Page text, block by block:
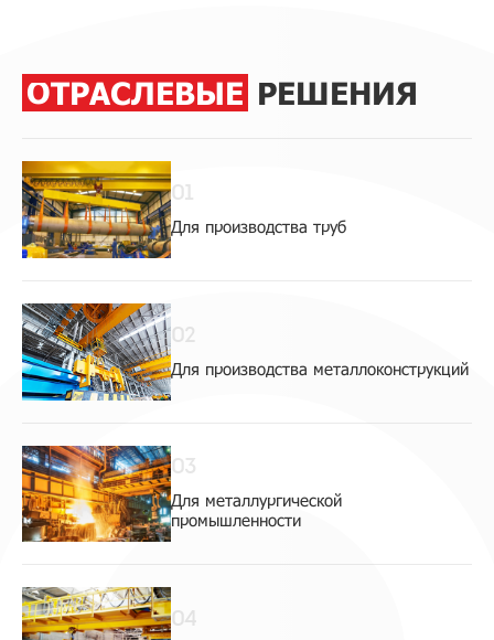
ОТРАСЛЕВЫЕ РЕШЕНИЯ
01
Для производства труб
02
Для производства металлоконструкций
03
Для металлургической
промышленности
04